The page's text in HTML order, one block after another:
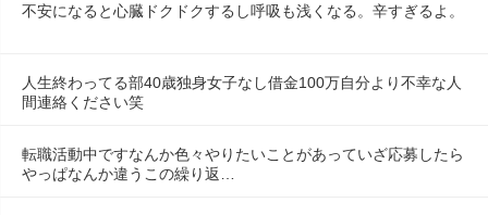
不安になると心臓ドクドクするし呼吸も浅くなる。辛すぎるよ。
人生終わってる部40歳独身女子なし借金100万自分より不幸な人
間連絡ください笑
転職活動中ですなんか色々やりたいことがあっていざ応募したら
やっぱなんか違うこの繰り返…